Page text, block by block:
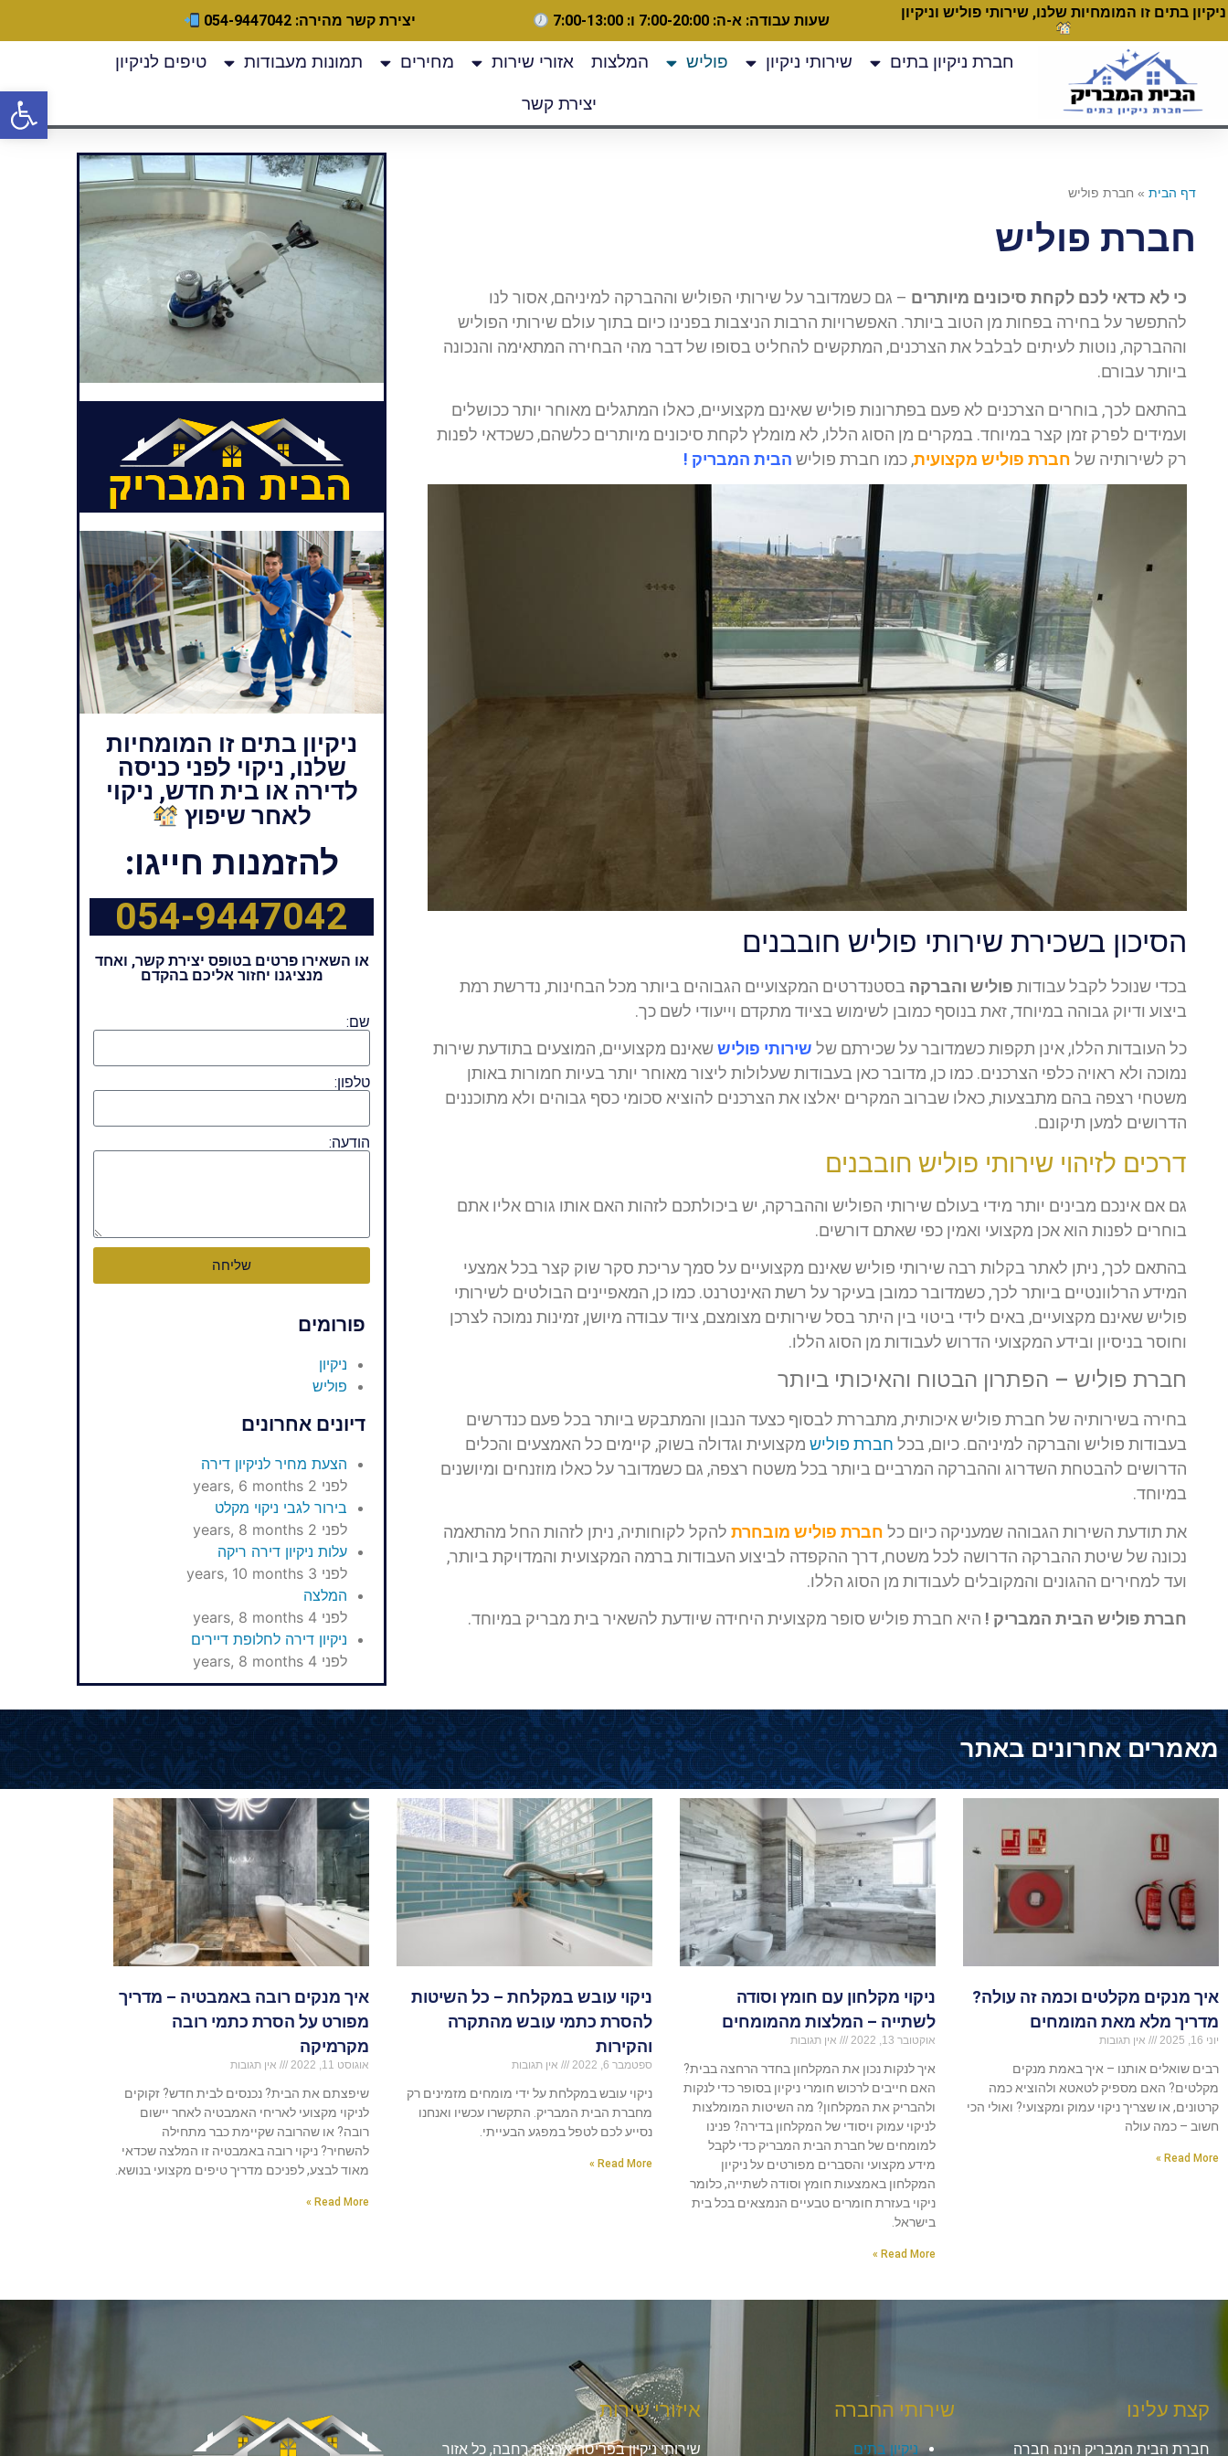
ניקיון בתים זו המומחיות שלנו, שירותי פוליש וניקיון שעות עבודה: א-ה: 7:00-20:00 ו: 7:00-13:00 יצירת קשר מהירה: 054-9447042
חברת ניקיון בתים שירותי ניקיון פוליש המלצות אזורי שירות מחירים תמונות מעבודות טיפים לניקיון
יצירת קשר
דף הבית » חברת פוליש
חברת פוליש
כי לא כדאי לכם לקחת סיכונים מיותרים – גם כשמדובר על שירותי הפוליש וההברקה למיניהם, אסור לנו
להתפשר על בחירה בפחות מן הטוב ביותר. האפשרויות הרבות הניצבות בפנינו כיום בתוך עולם שירותי הפוליש
וההברקה, נוטות לעיתים לבלבל את הצרכנים, המתקשים להחליט בסופו של דבר מהי הבחירה המתאימה והנכונה
ביותר עבורם.
בהתאם לכך, בוחרים הצרכנים לא פעם בפתרונות פוליש שאינם מקצועיים, כאלו המתגלים מאוחר יותר ככושלים
ועמידים לפרק זמן קצר במיוחד. במקרים מן הסוג הללו, לא מומלץ לקחת סיכונים מיותרים כלשהם, כשכדאי לפנות
רק לשירותיה של חברת פוליש מקצועית, כמו חברת פוליש הבית המבריק !
הסיכון בשכירת שירותי פוליש חובבנים
בכדי שנוכל לקבל עבודות פוליש והברקה בסטנדרטים המקצועיים הגבוהים ביותר מכל הבחינות, נדרשת רמת
ביצוע ודיוק גבוהה במיוחד, זאת בנוסף כמובן לשימוש בציוד מתקדם וייעודי לשם כך.
כל העובדות הללו, אינן תקפות כשמדובר על שכירתם של שירותי פוליששאינם מקצועיים, המוצעים בתודעת שירות
נמוכה ולא ראויה כלפי הצרכנים. כמו כן, מדובר כאן בעבודות שעלולות ליצור מאוחר יותר בעיות חמורות באותן
משטחי רצפה בהם מתבצעות, כאלו שברוב המקרים יאלצו את הצרכנים להוציא סכומי כסף גבוהים ולא מתוכננים
הדרושים למען תיקונם.
דרכים לזיהוי שירותי פוליש חובבנים
גם אם אינכם מבינים יותר מידי בעולם שירותי הפוליש וההברקה, יש ביכולתכם לזהות האם אותו גורם אליו אתם
בוחרים לפנות הוא אכן מקצועי ואמין כפי שאתם דורשים.
בהתאם לכך, ניתן לאתר בקלות רבה שירותי פוליש שאינם מקצועיים על סמך עריכת סקר שוק קצר בכל אמצעי
המידע הרלוונטיים ביותר לכך, כשמדובר כמובן בעיקר על רשת האינטרנט. כמו כן, המאפיינים הבולטים לשירותי
פוליש שאינם מקצועיים, באים לידי ביטוי בין היתר בסל שירותים מצומצם, ציוד עבודה מיושן, זמינות נמוכה לצרכן
וחוסר בניסיון ובידע המקצועי הדרוש לעבודות מן הסוג הללו.
חברת פוליש – הפתרון הבטוח והאיכותי ביותר
בחירה בשירותיה של חברת פוליש איכותית, מתבררת לבסוף כצעד הנבון והמתבקש ביותר בכל פעם כנדרשים
בעבודות פוליש והברקה למיניהם. כיום, בכל חברת פוליש מקצועית וגדולה בשוק, קיימים כל האמצעים והכלים
הדרושים להבטחת השדרוג וההברקה המרביים ביותר בכל משטח רצפה, גם כשמדובר על כאלו מוזנחים ומיושנים
במיוחד.
את תודעת השירות הגבוהה שמעניקה כיום כל חברת פוליש מובחרת להקל לקוחותיה, ניתן לזהות החל מהתאמה
נכונה של שיטת ההברקה הדרושה לכל משטח, דרך ההקפדה לביצוע העבודות ברמה המקצועית והמדויקת ביותר,
ועד למחירים ההגונים והמקובלים לעבודות מן הסוג הללו.
חברת פוליש הבית המבריק ! היא חברת פוליש סופר מקצועית היחידה שיודעת להשאיר בית מבריק במיוחד.
ניקיון בתים זו המומחיות
שלנו, ניקוי לפני כניסה
לדירה או בית חדש, ניקוי
לאחר שיפוץ
להזמנות חייגו:
054-9447042
או השאירו פרטים בטופס יצירת קשר, ואחד
מנציגנו יחזור אליכם בהקדם
שם:
טלפון:
הודעה:
שליחה
פורומים
ניקיון
פוליש
דיונים אחרונים
הצעת מחיר לניקיון דירה
לפני 2 years, 6 months
בירור לגבי ניקוי מקלט
לפני 2 years, 8 months
עלות ניקיון דירה ריקה
לפני 3 years, 10 months
המלצה
לפני 4 years, 8 months
ניקיון דירה לחלופת דיירים
לפני 4 years, 8 months
מאמרים אחרונים באתר
איך מנקים מקלטים וכמה זה עולה?
מדריך מלא מאת המומחים
יוני 16, 2025 אין תגובות
רבים שואלים אותנו – איך באמת מנקים
מקלטים? האם מספיק לטאטא ולהוציא כמה
קרטונים, או שצריך ניקוי עמוק ומקצועי? ואולי הכי
חשוב – כמה עולה
Read More »
ניקוי מקלחון עם חומץ וסודה
לשתייה – המלצות מהמומחים
אוקטובר 13, 2022 אין תגובות
איך לנקות נכון את המקלחון בחדר הרחצה בבית?
האם חייבים לרכוש חומרי ניקיון בסופר כדי לנקות
ולהבריק את המקלחון? מה השיטות המומלצות
לניקוי עמוק ויסודי של המקלחון בדירה? פנינו
למומחים של חברת הבית המבריק כדי לקבל
מידע מקצועי והסברים מפורטים על ניקיון
המקלחון באמצעות חומץ וסודה לשתייה, כלומר
ניקוי בעזרת חומרים טבעיים הנמצאים בכל בית
בישראל.
Read More »
ניקוי עובש במקלחת – כל השיטות
להסרת כתמי עובש מהתקרה
והקירות
ספטמבר 6, 2022 אין תגובות
ניקוי עובש במקלחת על ידי מומחים מזמינים רק
מחברת הבית המבריק. התקשרו עכשיו ואנחנו
נסייע לכם לטפל במפגע הבעייתי.
Read More »
איך מנקים רובה באמבטיה – מדריך
מפורט על הסרת כתמי רובה
מקרמיקה
אוגוסט 11, 2022 אין תגובות
שיפצתם את הבית? נכנסים לבית חדש? זקוקים
לניקוי מקצועי לאריחי האמבטיה לאחר יישום
רובה? או שהרובה שקיימת כבר מתחילה
להשחיר? ניקוי רובה באמבטיה זו המלצה שכדאי
מאוד לבצע, לפניכם מדריך טיפים מקצועי בנושא.
Read More »
קצת עלינו
חברת הבית המבריק הינה חברה
שירותי החברה
ניקיון בתים
איזורי שירות
שירותי ניקיון בפריסה ארצית רחבה, כל אזור